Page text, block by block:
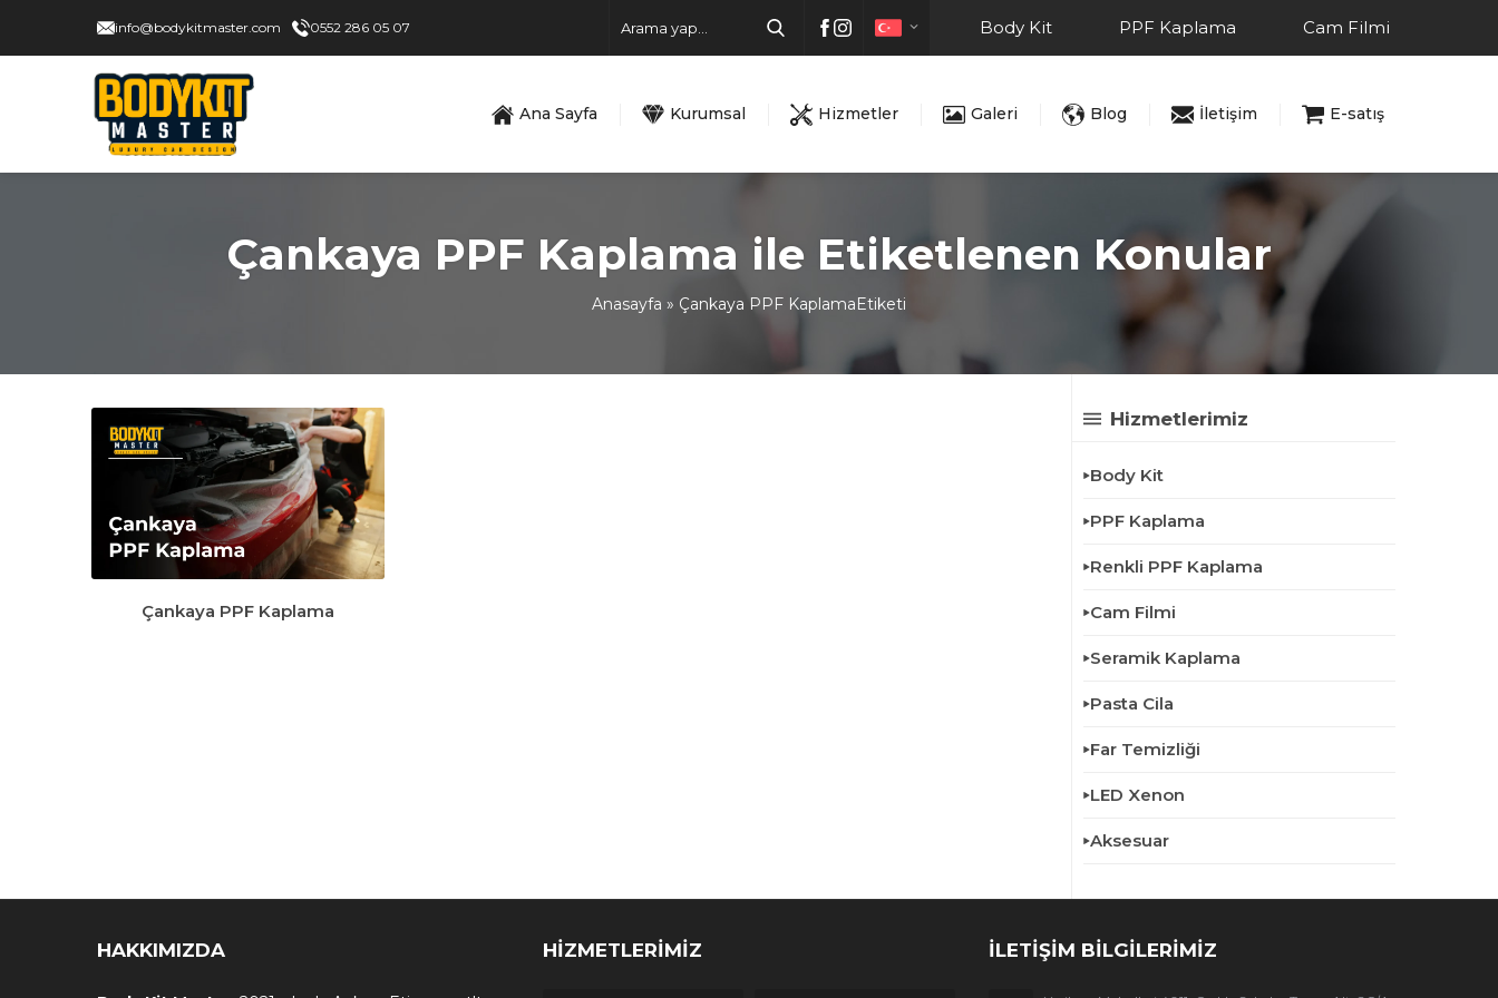
info@bodykitmaster.com 0552 286 05 07 Body Kit PPF Kaplama Cam Filmi
Ana Sayfa Kurumsal Hizmetler Galeri Blog İletişim E-satış
Çankaya PPF Kaplama ile Etiketlenen Konular
Anasayfa » Çankaya PPF KaplamaEtiketi
Çankaya PPF Kaplama
Hizmetlerimiz
Body Kit
PPF Kaplama
Renkli PPF Kaplama
Cam Filmi
Seramik Kaplama
Pasta Cila
Far Temizliği
LED Xenon
Aksesuar
HAKKIMIZDA HİZMETLERİMİZ İLETİŞİM BİLGİLERİMİZ